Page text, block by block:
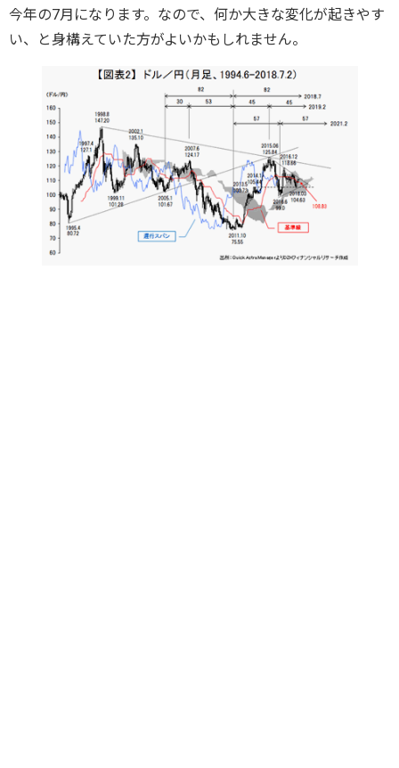
今年の7月になります。なので、何か大きな変化が起きやす
い、と身構えていた方がよいかもしれません。